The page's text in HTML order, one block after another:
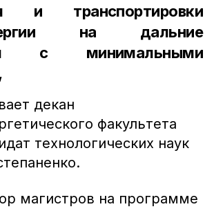
и транспортировки
на дальние
с минимальными
декан
факультета
технологических наук
магистров на программе